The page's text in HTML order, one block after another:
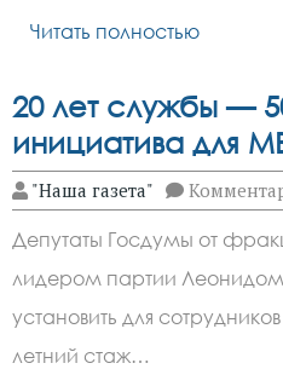
Читать полностью
20 лет службы —
инициатива для
"Наша газета"
Депутаты Госдумы от
лидером партии
установить для
летний стаж…